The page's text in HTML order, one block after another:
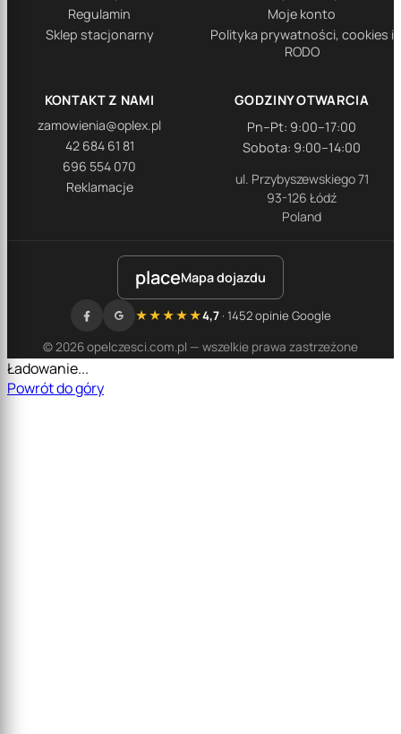
Regulamin
Sklep stacjonarny
Moje konto
Polityka prywatności, cookies i
RODO
KONTAKT Z NAMI
zamowienia@oplex.pl
42 684 61 81
696 554 070
Reklamacje
GODZINY OTWARCIA
Pn–Pt: 9:00–17:00
Sobota: 9:00–14:00
ul. Przybyszewskiego 71
93-126 Łódź
Poland
placeMapa dojazdu
© 2026 opelczesci.com.pl — wszelkie prawa zastrzeżone
★★★★★4,7· 1452 opinie Google
Ładowanie...
Powrót do góry